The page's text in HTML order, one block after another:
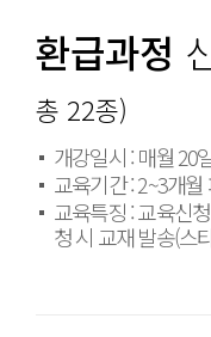
환급과정
총 22종)
개강일시 : 매월 20
교육기간 : 2~3개월
교육특징 : 교육신
청 시 교재 발송(스